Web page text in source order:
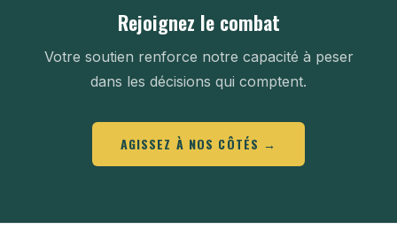
Rejoignez le combat
Votre soutien renforce notre capacité à peser
dans les décisions qui comptent.
AGISSEZ À NOS CÔTÉS →